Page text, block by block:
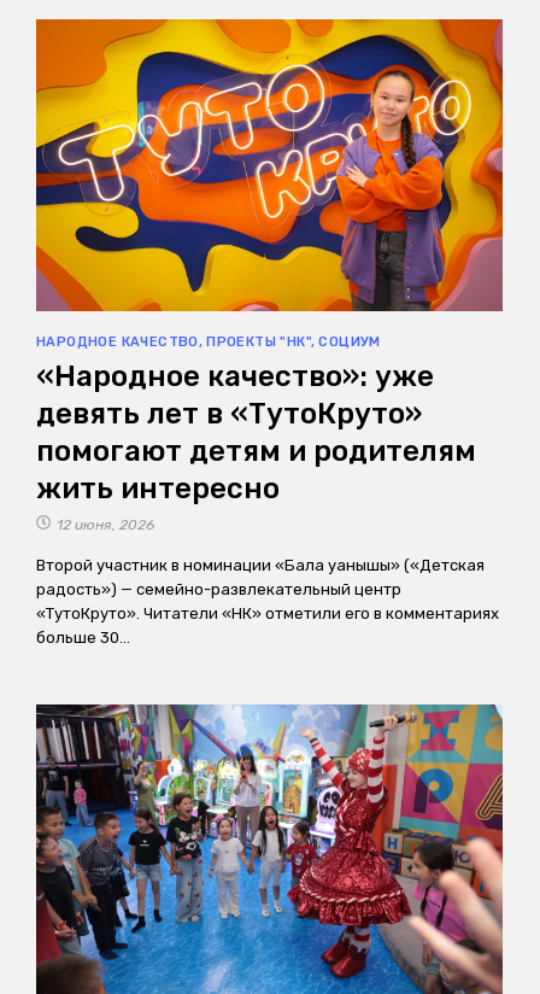
НАРОДНОЕ КАЧЕСТВО, ПРОЕКТЫ "НК", СОЦИУМ
«Народное качество»: уже
девять лет в «ТутоКруто»
помогают детям и родителям
жить интересно
12 июня, 2026
Второй участник в номинации «Бала қуанышы» («Детская
радость») — семейно-развлекательный центр
«ТутоКруто». Читатели «НК» отметили его в комментариях
больше 30…